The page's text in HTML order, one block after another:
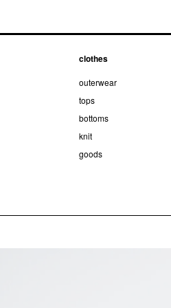
clothes
outerwear
tops
bottoms
knit
goods